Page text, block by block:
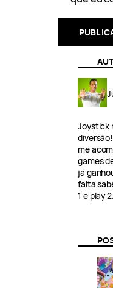
Joystick
me
games
já
falta
1 e play